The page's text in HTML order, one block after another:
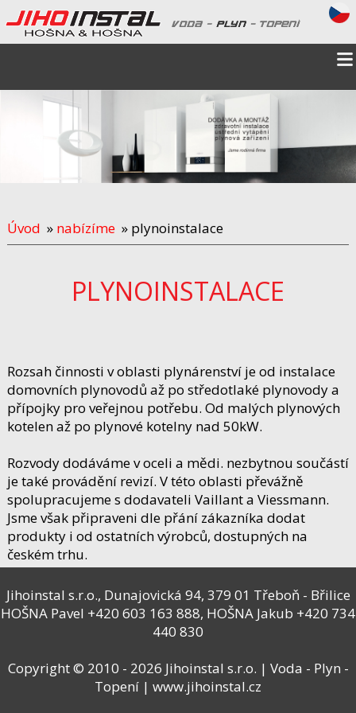
Úvod » nabízíme» plynoinstalace
PLYNOINSTALACE
Rozsah činnosti v oblasti plynárenství je od instalace
domovních plynovodů až po středotlaké plynovody a
přípojky pro veřejnou potřebu. Od malých plynových
kotelen až po plynové kotelny nad 50kW.
Rozvody dodáváme v oceli a mědi. nezbytnou součástí
je také provádění revizí. V této oblasti převážně
spolupracujeme s dodavateli Vaillant a Viessmann.
Jsme však připraveni dle přání zákazníka dodat
produkty i od ostatních výrobců, dostupných na
českém trhu.
Jihoinstal s.r.o., Dunajovická 94, 379 01 Třeboň - Břilice
HOŠNA Pavel +420 603 163 888, HOŠNA Jakub +420 734
440 830
Copyright © 2010 - 2026 Jihoinstal s.r.o. | Voda - Plyn -
Topení | www.jihoinstal.cz